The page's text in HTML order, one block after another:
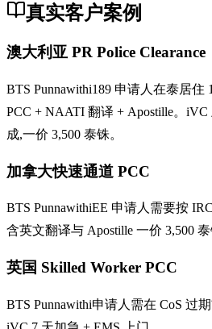
真实客户案例
澳大利亚 PR Police Clearance
BTS Punnawithi189 申请人在泰居住
PCC + NAATI 翻译 + Apostille。
成,一价 3,500 泰铢。
加拿大快速通道 PCC
BTS PunnawithiEE 申请人需要按
含英文翻译与 Apostille 一价 3,500 泰
英国 Skilled Worker PCC
BTS Punnawithi申请人需在 CoS 过